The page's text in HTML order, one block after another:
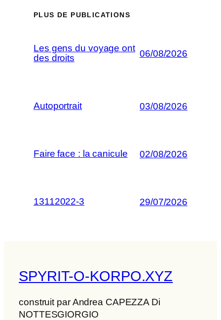
PLUS DE PUBLICATIONS
Les gens du voyage ont
des droits
06/08/2026
Autoportrait 03/08/2026
Faire face : la canicule 02/08/2026
13112022-3 29/07/2026
SPYRIT-O-KORPO.XYZ
construit par Andrea CAPEZZA Di
NOTTESGIORGIO